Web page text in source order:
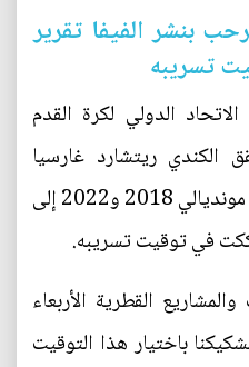
قطر ترحب بنشر الفيفا تقرير
تسريبه
الدولي لكرة القدم
الكندي ريتشارد غارسيا
المتعلق بملابسات منح تنظيم مونديالي 2018 و2022 إلى
في توقيت تسريبه.
القطرية الأربعاء
باختيار هذا التوقيت